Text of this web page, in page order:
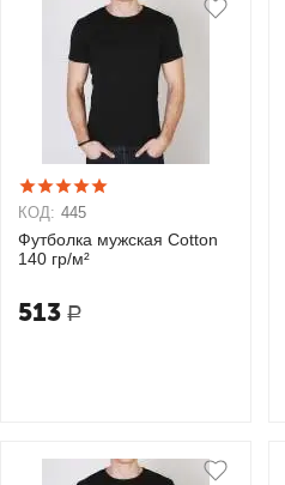
КОД: 445
Футболка мужская Cotton
140 гр/м²
513 Р